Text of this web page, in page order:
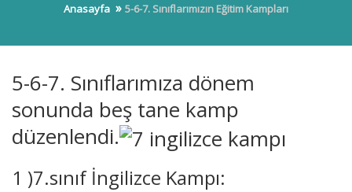
Anasayfa 5-6-7. Sınıflarımızın Eğitim Kampları
5-6-7. Sınıflarımıza dönem
sonunda beş tane kamp
düzenlendi.
1 )7.sınıf İngilizce Kampı: